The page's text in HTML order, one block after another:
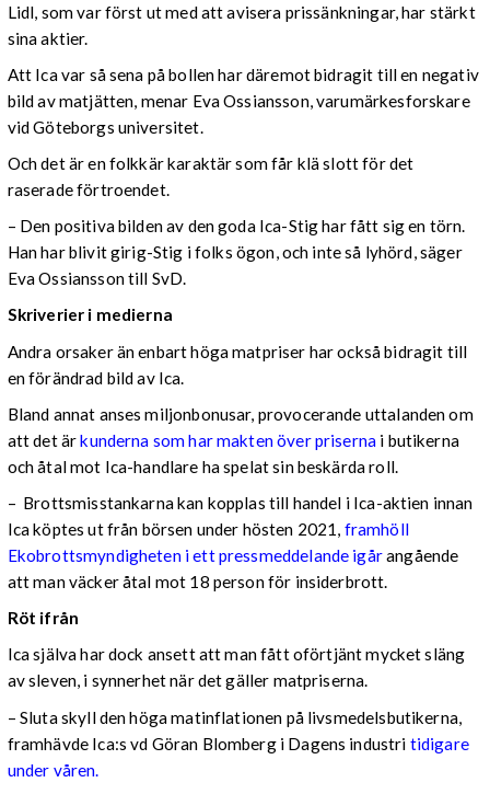
Lidl, som var först ut med att avisera prissänkningar, har stärkt
sina aktier.
Att Ica var så sena på bollen har däremot bidragit till en negativ
bild av matjätten, menar Eva Ossiansson, varumärkesforskare
vid Göteborgs universitet.
Och det är en folkkär karaktär som får klä slott för det
raserade förtroendet.
– Den positiva bilden av den goda Ica-Stig har fått sig en törn.
Han har blivit girig-Stig i folks ögon, och inte så lyhörd, säger
Eva Ossiansson till SvD.
Skriverier i medierna
Andra orsaker än enbart höga matpriser har också bidragit till
en förändrad bild av Ica.
Bland annat anses miljonbonusar, provocerande uttalanden om
att det ärkunderna som har makten över priserna i butikerna
och åtal mot Ica-handlare ha spelat sin beskärda roll.
– Brottsmisstankarna kan kopplas till handel i Ica-aktien innan
Ica köptes ut från börsen under hösten 2021, framhöll
Ekobrottsmyndigheten i ett pressmeddelande igårangående
att man väcker åtal mot 18 person för insiderbrott.
Röt ifrån
Ica själva har dock ansett att man fått oförtjänt mycket släng
av sleven, i synnerhet när det gäller matpriserna.
– Sluta skyll den höga matinflationen på livsmedelsbutikerna,
framhävde Ica:s vd Göran Blomberg i Dagens industri tidigare
under våren.